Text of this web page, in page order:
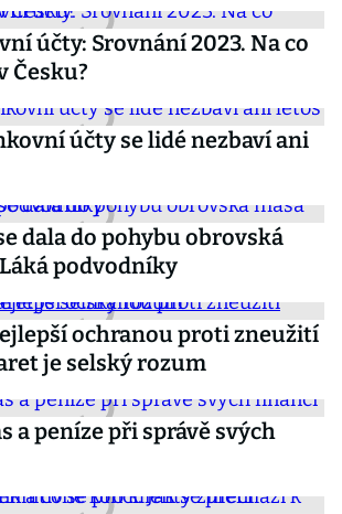
účty: Srovnání 2023. Na co
Česku?
účty se lidé nezbaví ani
dala do pohybu obrovská
podvodníky
ochranou proti zneužití
je selský rozum
a peníze při správě svých